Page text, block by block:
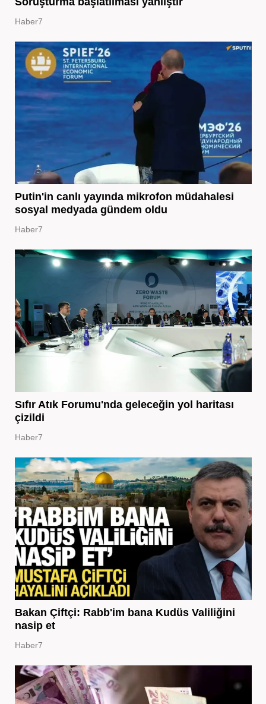
Haber7
Putin'in canlı yayında mikrofon müdahalesi
sosyal medyada gündem oldu
Haber7
Sıfır Atık Forumu'nda geleceğin yol haritası
çizildi
Haber7
Bakan Çiftçi: Rabb'im bana Kudüs Valiliğini
nasip et
Haber7